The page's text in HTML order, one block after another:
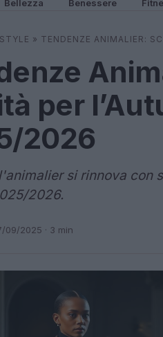
Bellezza Benessere
» TENDENZE ANIMALIER:
per
2026
si rinnova con
2026.
09/2025 · 3 min